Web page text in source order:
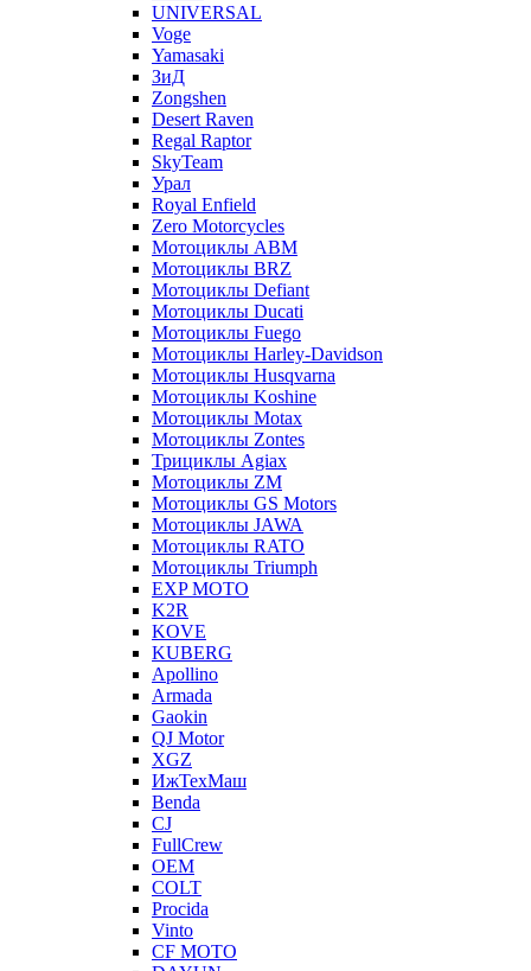
UNIVERSAL
Voge
Yamasaki
ЗиД
Zongshen
Desert Raven
Regal Raptor
SkyTeam
Урал
Royal Enfield
Zero Motorcycles
Мотоциклы ABM
Мотоциклы BRZ
Мотоциклы Defiant
Мотоциклы Ducati
Мотоциклы Fuego
Мотоциклы Harley-Davidson
Мотоциклы Husqvarna
Мотоциклы Koshine
Мотоциклы Motax
Мотоциклы Zontes
Трициклы Agiax
Мотоциклы ZM
Мотоциклы GS Motors
Мотоциклы JAWA
Мотоциклы RATO
Мотоциклы Triumph
EXP MOTO
K2R
KOVE
KUBERG
Apollino
Armada
Gaokin
QJ Motor
XGZ
ИжТехМаш
Benda
CJ
FullCrew
OEM
COLT
Procida
Vinto
CF MOTO